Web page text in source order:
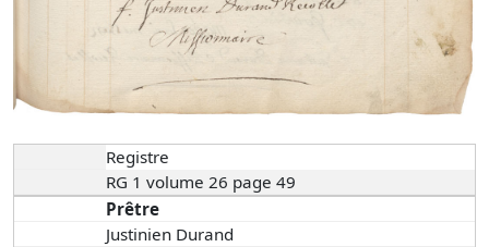
Registre
RG 1 volume 26 page 49
Prêtre
Justinien Durand